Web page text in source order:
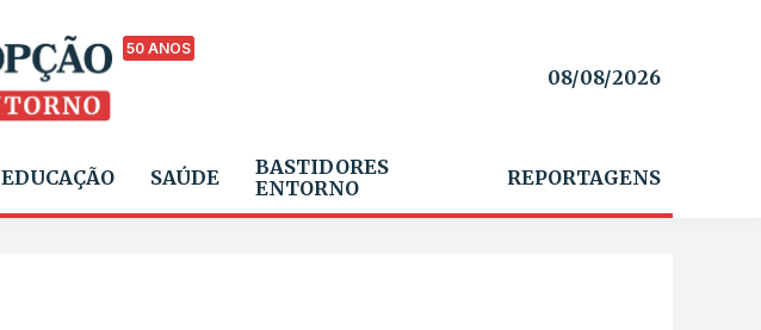
50 ANOS
08/08/2026
EDUCAÇÃO SAÚDE
BASTIDORES
ENTORNO
REPORTAGENS